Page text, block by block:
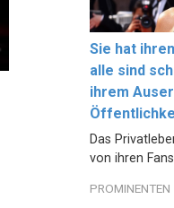
Sie hat
alle sind
ihrem
Das
von ihren
PROMINENTEN